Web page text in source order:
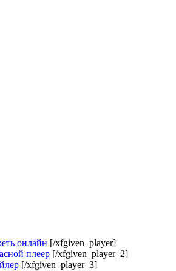
онлайн [/xfgiven_player]
плеер [/xfgiven_player_2]
[/xfgiven_player_3]